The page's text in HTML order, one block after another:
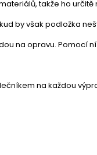
takže ho
by však podložka
na opravu. Pomocí
na každou